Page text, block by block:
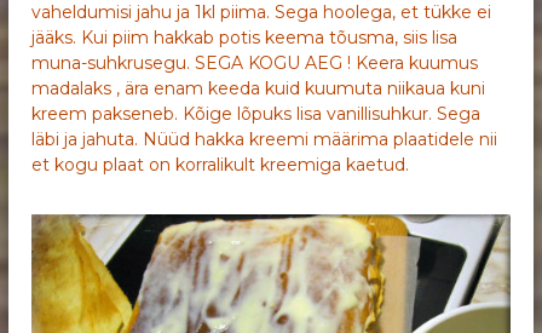
vaheldumisi jahu ja 1kl piima. Sega hoolega, et tükke ei
jääks. Kui piim hakkab potis keema tõusma, siis lisa
muna-suhkrusegu. SEGA KOGU AEG ! Keera kuumus
madalaks , ära enam keeda kuid kuumuta niikaua kuni
kreem pakseneb. Kõige lõpuks lisa vanillisuhkur. Sega
läbi ja jahuta. Nüüd hakka kreemi määrima plaatidele nii
et kogu plaat on korralikult kreemiga kaetud.